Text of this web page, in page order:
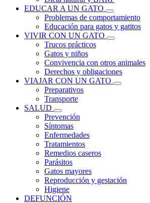
EDUCAR A UN GATO
Problemas de comportamiento
Educación para gatos y gatitos
VIVIR CON UN GATO
Trucos prácticos
Gatos y niños
Convivencia con otros animales
Derechos y obligaciones
VIAJAR CON UN GATO
Preparativos
Transporte
SALUD
Prevención
Síntomas
Enfermedades
Tratamientos
Remedios caseros
Parásitos
Gatos mayores
Reproducción y gestación
Higiene
DEFUNCIÓN